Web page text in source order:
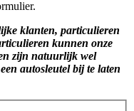
klanten, particulieren
kunnen onze
zijn natuurlijk wel
autosleutel bij te laten